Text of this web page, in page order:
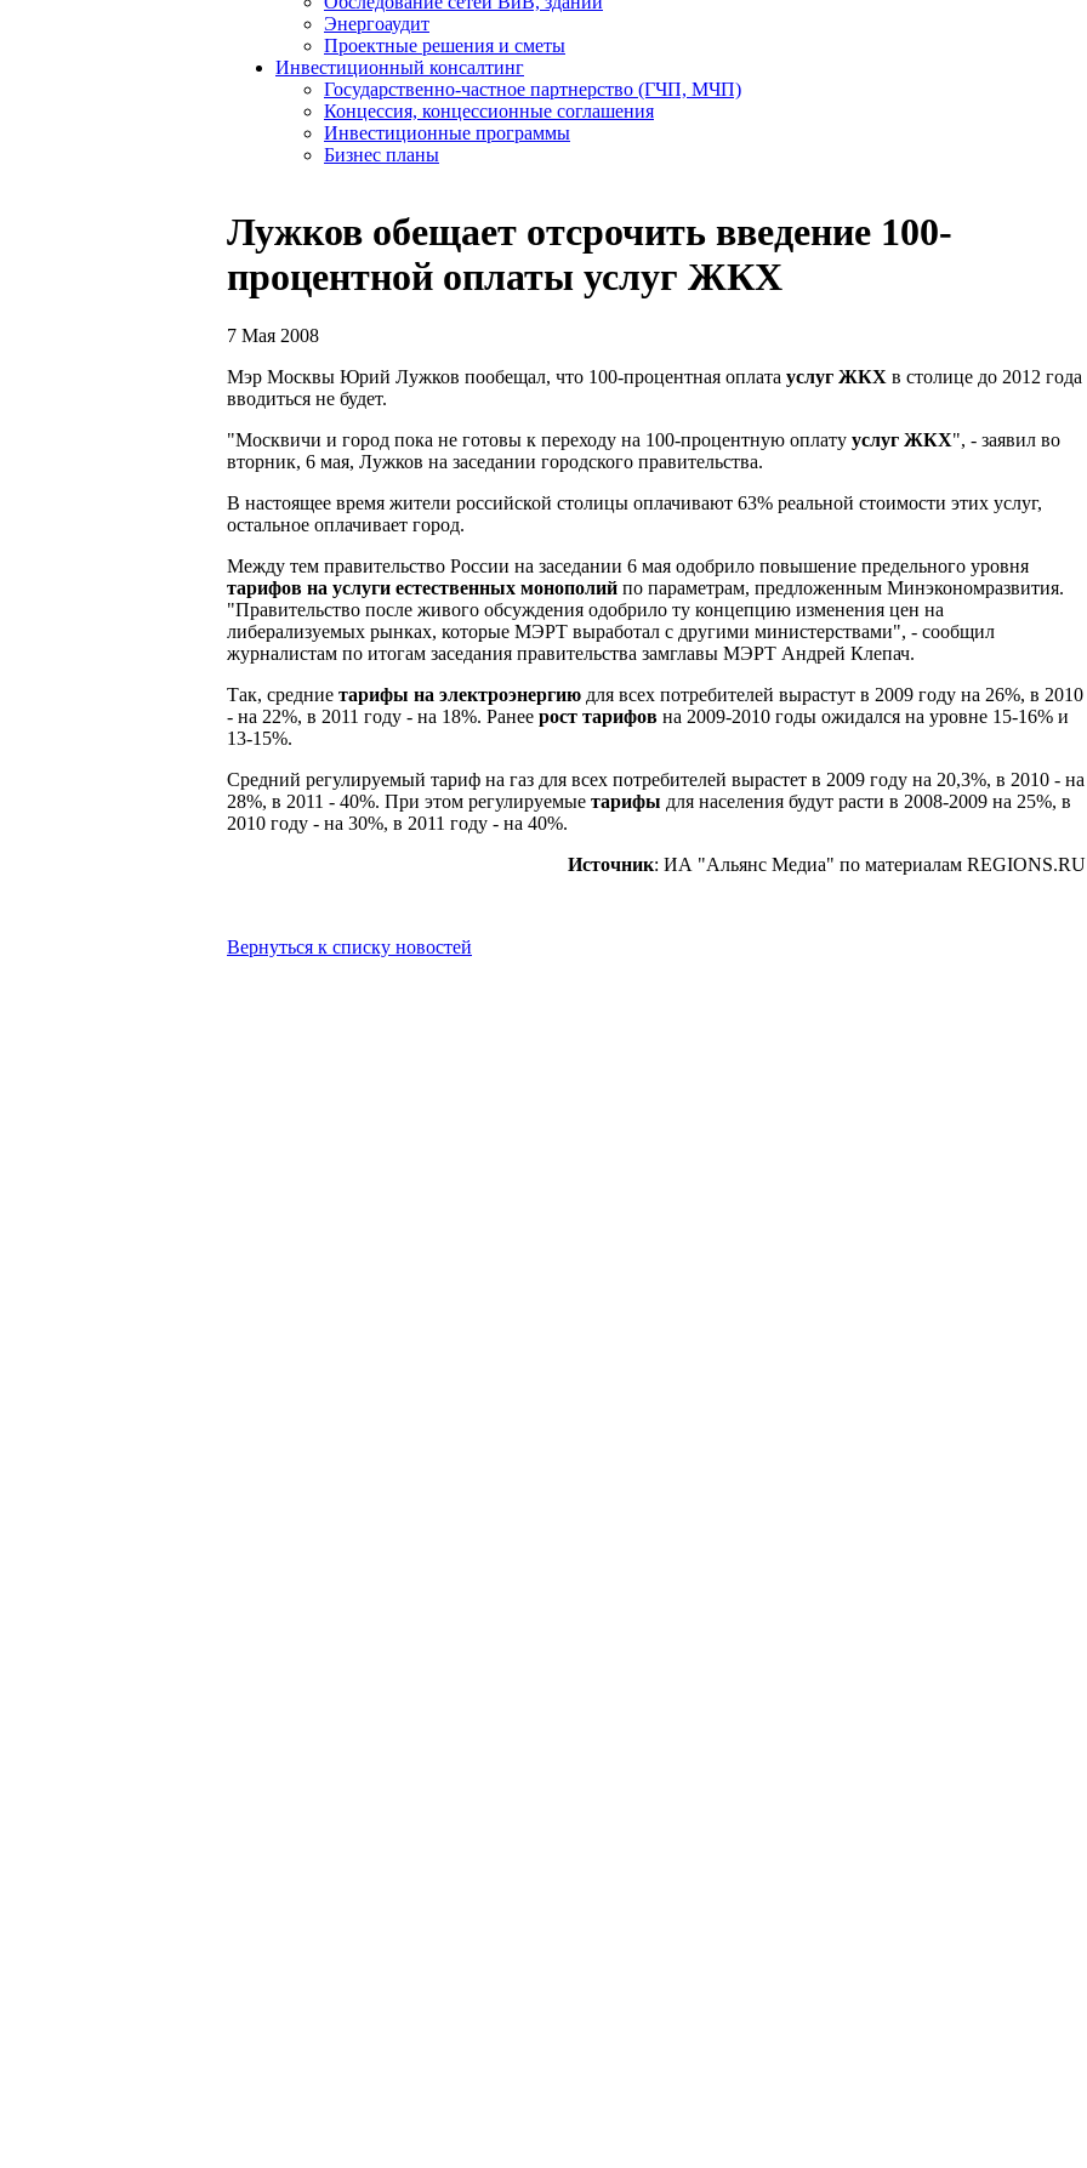
Энергоаудит
Проектные решения и сметы
Инвестиционный консалтинг
Государственно-частное партнерство (ГЧП, МЧП)
Концессия, концессионные соглашения
Инвестиционные программы
Бизнес планы
Лужков обещает отсрочить введение 100-
процентной оплаты услуг ЖКХ
7 Мая 2008
Мэр Москвы Юрий Лужков пообещал, что 100-процентная оплата услуг ЖКХ в столице до 2012 года
вводиться не будет.
"Москвичи и город пока не готовы к переходу на 100-процентную оплату услуг ЖКХ", - заявил во
вторник, 6 мая, Лужков на заседании городского правительства.
В настоящее время жители российской столицы оплачивают 63% реальной стоимости этих услуг,
остальное оплачивает город.
Между тем правительство России на заседании 6 мая одобрило повышение предельного уровня
тарифов на услуги естественных монополий по параметрам, предложенным Минэкономразвития.
"Правительство после живого обсуждения одобрило ту концепцию изменения цен на
либерализуемых рынках, которые МЭРТ выработал с другими министерствами", - сообщил
журналистам по итогам заседания правительства замглавы МЭРТ Андрей Клепач.
Так, средние тарифы на электроэнергию для всех потребителей вырастут в 2009 году на 26%, в 2010
- на 22%, в 2011 году - на 18%. Ранее рост тарифов на 2009-2010 годы ожидался на уровне 15-16% и
13-15%.
Средний регулируемый тариф на газ для всех потребителей вырастет в 2009 году на 20,3%, в 2010 - на
28%, в 2011 - 40%. При этом регулируемые тарифы для населения будут расти в 2008-2009 на 25%, в
2010 году - на 30%, в 2011 году - на 40%.
Источник: ИА "Альянс Медиа" по материалам REGIONS.RU
Вернуться к списку новостей